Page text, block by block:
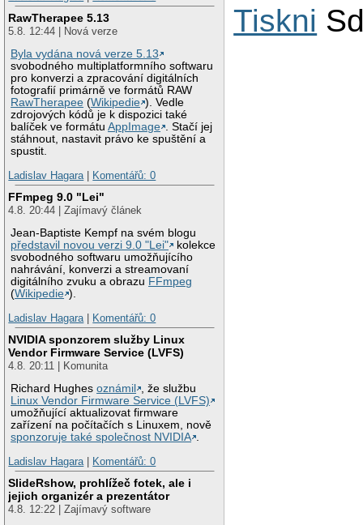
RawTherapee 5.13
5.8. 12:44 | Nová verze
Byla vydána nová verze 5.13
svobodného multiplatformního softwaru
pro konverzi a zpracování digitálních
fotografií primárně ve formátů RAW
RawTherapee (Wikipedie ). Vedle
zdrojových kódů je k dispozici také
balíček ve formátuAppImage . Stačí jej
stáhnout, nastavit právo ke spuštění a
spustit.
Ladislav Hagara| Komentářů: 0
FFmpeg 9.0 "Lei"
4.8. 20:44 | Zajímavý článek
Jean-Baptiste Kempf na svém blogu
představil novou verzi 9.0 "Lei"
kolekce
svobodného softwaru umožňujícího
nahrávání, konverzi a streamovaní
digitálního zvuku a obrazu FFmpeg
(Wikipedie ).
Ladislav Hagara| Komentářů: 0
NVIDIA sponzorem služby Linux
Vendor Firmware Service (LVFS)
4.8. 20:11 | Komunita
Richard Hughesoznámil
, že službu
Linux Vendor Firmware Service (LVFS)
umožňující aktualizovat firmware
zařízení na počítačích s Linuxem, nově
sponzoruje také společnost NVIDIA .
Ladislav Hagara| Komentářů: 0
SlideRshow, prohlížeč fotek, ale i
jejich organizér a prezentátor
4.8. 12:22 | Zajímavý software
Tiskni